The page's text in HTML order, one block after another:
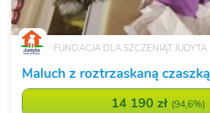
FUNDACJA DLA SZCZENIĄT JUDYTA
Maluch z roztrzaskaną czaszką
14 190 zł (94,6%)